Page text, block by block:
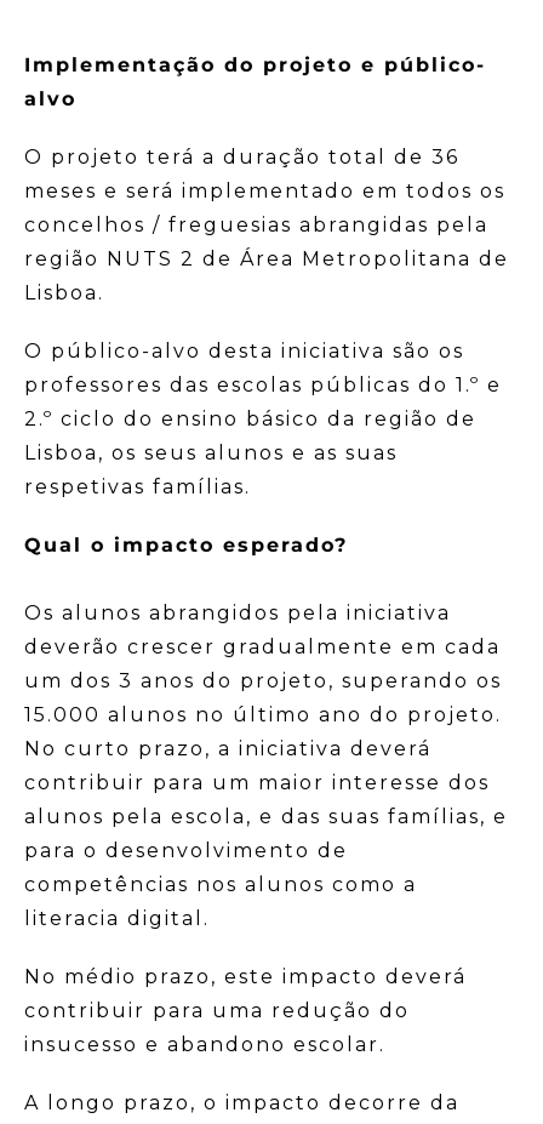
Implementação do projeto e público-
alvo
O projeto terá a duração total de 36
meses e será implementado em todos os
concelhos / freguesias abrangidas pela
região NUTS 2 de Área Metropolitana de
Lisboa.
O público-alvo desta iniciativa são os
professores das escolas públicas do 1.º e
2.º ciclo do ensino básico da região de
Lisboa, os seus alunos e as suas
respetivas famílias.
Qual o impacto esperado?
Os alunos abrangidos pela iniciativa
deverão crescer gradualmente em cada
um dos 3 anos do projeto, superando os
15.000 alunos no último ano do projeto.
No curto prazo, a iniciativa deverá
contribuir para um maior interesse dos
alunos pela escola, e das suas famílias, e
para o desenvolvimento de
competências nos alunos como a
literacia digital.
No médio prazo, este impacto deverá
contribuir para uma redução do
insucesso e abandono escolar.
A longo prazo, o impacto decorre da